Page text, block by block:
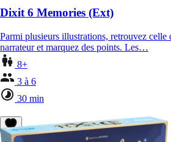
Dixit 6 Memories (Ext)
Parmi plusieurs illustrations, retrouvez celle
narrateur et marquez des points. Les…
8+
3 à 6
30 min